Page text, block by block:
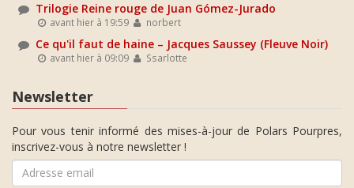
Trilogie Reine rouge de Juan Gómez-Jurado
avant hier à 19:59 norbert
Ce qu'il faut de haine – Jacques Saussey (Fleuve Noir)
avant hier à 09:09 Ssarlotte
Newsletter
Pour vous tenir informé des mises-à-jour de Polars Pourpres,
inscrivez-vous à notre newsletter !